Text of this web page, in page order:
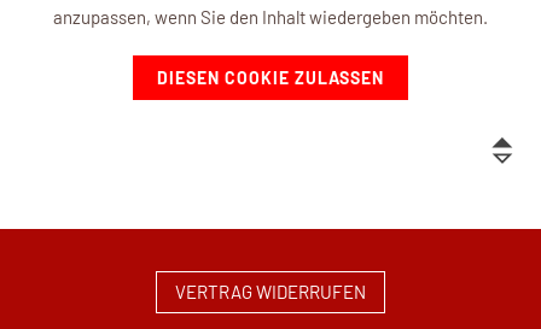
anzupassen, wenn Sie den Inhalt wiedergeben möchten.
DIESEN COOKIE ZULASSEN
VERTRAG WIDERRUFEN